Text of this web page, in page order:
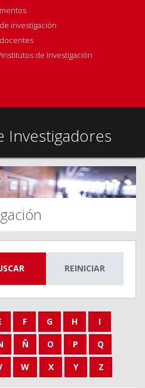
investigación
de Investigación
Investigadores
REINICIAR
F G H
I
Ñ O P
Q
W X Y Z